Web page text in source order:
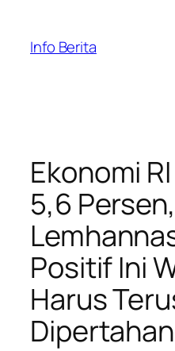
content
Info Berita
Ekonomi
5,6
Positif Ini
Harus